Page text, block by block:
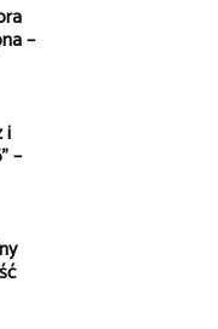
–
i
–